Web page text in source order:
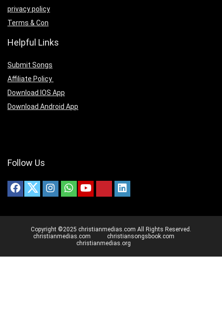
privacy policy
Terms & Con
Helpful Links
Submit Songs
Affiliate Policy
Download IOS App
Download Android App
Follow Us
Copyright ©2025 christianmedias.com All Rights Reserved.
christianmedias.com
christiansongsbook.com
christianmedias.org